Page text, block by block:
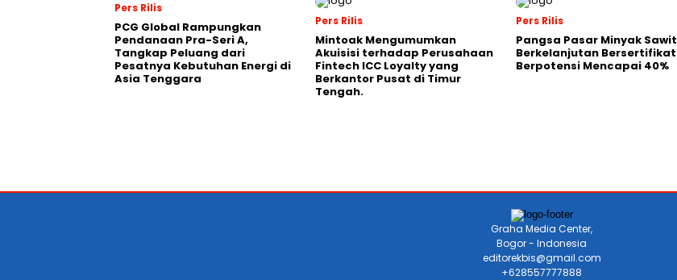
Pers Rilis
PCG Global Rampungkan
Pendanaan Pra-Seri A,
Tangkap Peluang dari
Pesatnya Kebutuhan Energi di
Asia Tenggara
Pers Rilis
Mintoak Mengumumkan
Akuisisi terhadap Perusahaan
Fintech ICC Loyalty yang
Berkantor Pusat di Timur
Tengah.
Pers Rilis
Pangsa Pasar Minyak Sawit
Berkelanjutan Bersertifikat
Berpotensi Mencapai 40%
Graha Media Center,
Bogor - Indonesia
editorekbis@gmail.com
+628557777888